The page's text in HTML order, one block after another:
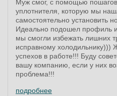
Муж смог, с помощью
уплотнителя, которую мы
самостоятельно установить
Идеально подошел профиль
мы смогли избежать лишних
исправному
успехов в работе!!! Буду
вашу компанию, если у них
проблема!!!
подробнее